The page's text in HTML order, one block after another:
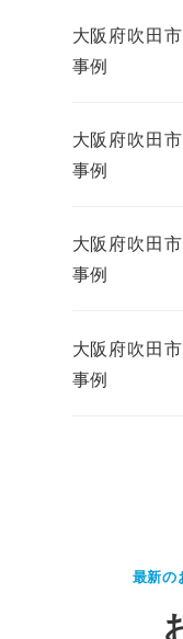
大阪府吹田
事例
大阪府吹田
事例
大阪府吹田
事例
大阪府吹田
事例
最新の